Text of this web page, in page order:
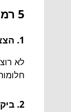
5 רמות בדיקה של ספק בלונים שלא כדאי לוותר עליהן
1. הצצה לתיק עבודות
לא
2. ביקורות של לקוחות